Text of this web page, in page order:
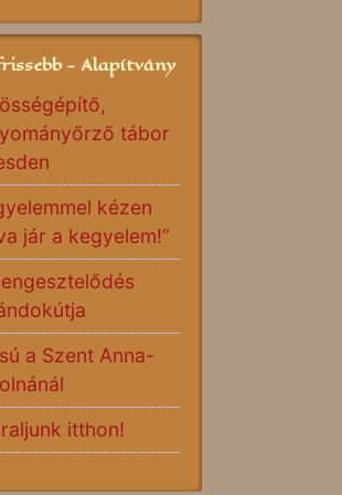
- Alapítvány
tábor
kézen
jár a kegyelem!”
a Szent Anna-
itthon!